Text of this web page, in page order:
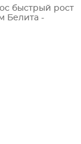
быстрый рост
Белита -